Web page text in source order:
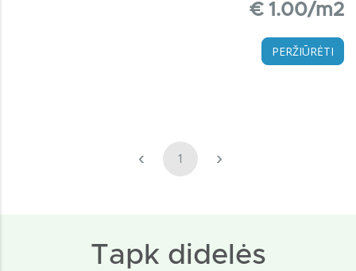
€ 1.00/m2
PERŽIŪRĖTI
‹ 1 ›
Tapk didelės